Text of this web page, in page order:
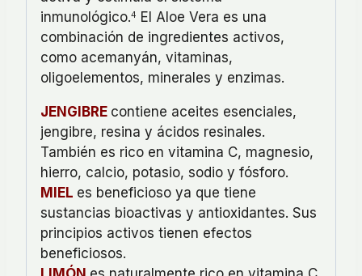
inmunológico.4
El Aloe Vera es una
combinación de ingredientes activos,
como acemanyán, vitaminas,
oligoelementos, minerales y enzimas.
JENGIBRE contiene aceites esenciales,
jengibre, resina y ácidos resinales.
También es rico en vitamina C, magnesio,
hierro, calcio, potasio, sodio y fósforo.
MIEL es beneficioso ya que tiene
sustancias bioactivas y antioxidantes. Sus
principios activos tienen efectos
beneficiosos.